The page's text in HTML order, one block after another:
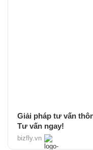
Giải pháp tư vấn
Tư vấn ngay!
bizfly.vn